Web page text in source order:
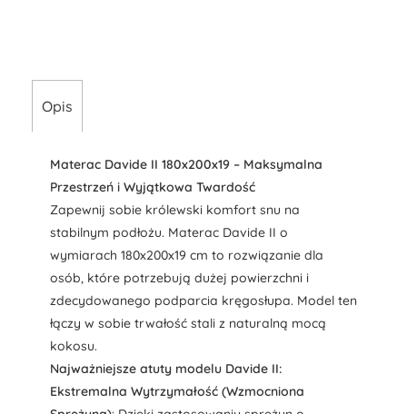
Opis
Materac Davide II 180x200x19 – Maksymalna
Przestrzeń i Wyjątkowa Twardość
Zapewnij sobie królewski komfort snu na
stabilnym podłożu. Materac Davide II o
wymiarach 180x200x19 cm to rozwiązanie dla
osób, które potrzebują dużej powierzchni i
zdecydowanego podparcia kręgosłupa. Model ten
łączy w sobie trwałość stali z naturalną mocą
kokosu.
Najważniejsze atuty modelu Davide II:
Ekstremalna Wytrzymałość (Wzmocniona